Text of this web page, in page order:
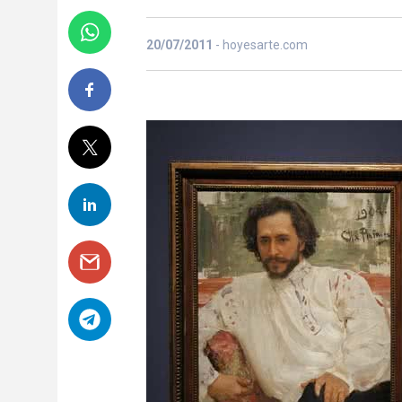
20/07/2011 - hoyesarte.com